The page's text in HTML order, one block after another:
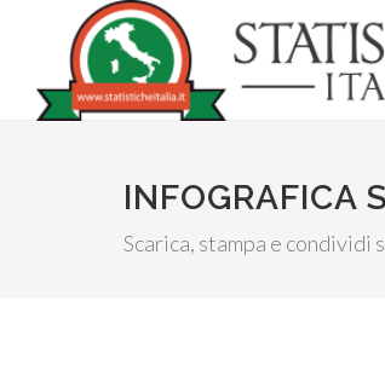
INFOGRAFICA
Scarica, stampa e condividi